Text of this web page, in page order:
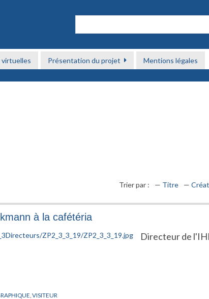
virtuelles Présentation du projet Mentions légales
Trier par : Titre
à la cafétéria
Directeur de
,VISITEUR